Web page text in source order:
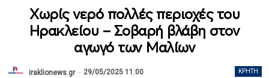
Χωρίς νερό πολλές περιοχές του
Ηρακλείου – Σοβαρή βλάβη στον
αγωγό των Μαλίων
ΚΡΉΤΗ
iraklionews.gr 29/05/2025 11:00